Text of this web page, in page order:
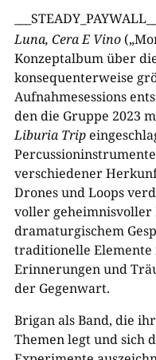
___STEADY_PAYWALL___
Luna, Cera E Vino
Konzeptalbum über
konsequenterweise
Aufnahmesessions
den die Gruppe 2023
Liburia Trip
verschiedener
Drones und Loops
voller geheimnisvoller
dramaturgischem
traditionelle Elemente
Erinnerungen und
der Gegenwart.
Brigan als Band, die
Themen legt und sich